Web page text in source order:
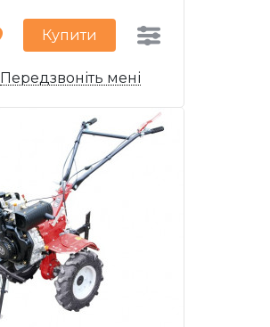
Купити
Передзвоніть мені